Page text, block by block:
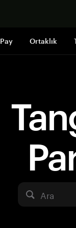
Pay Ortaklık
Ara